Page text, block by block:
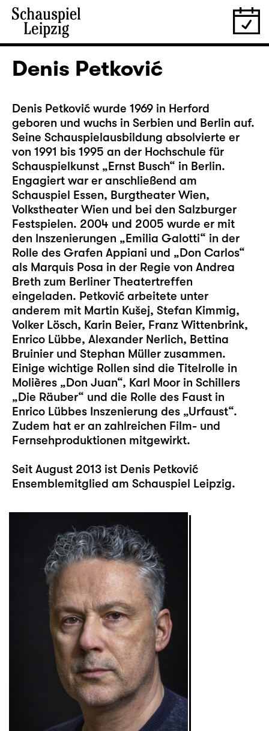
Denis Petković
Denis Petković wurde 1969 in Herford
geboren und wuchs in Serbien und Berlin auf.
Seine Schauspielausbildung absolvierte er
von 1991 bis 1995 an der Hochschule für
Schauspielkunst „Ernst Busch“ in Berlin.
Engagiert war er anschließend am
Schauspiel Essen, Burgtheater Wien,
Volkstheater Wien und bei den Salzburger
Festspielen. 2004 und 2005 wurde er mit
den Inszenierungen „Emilia Galotti“ in der
Rolle des Grafen Appiani und „Don Carlos“
als Marquis Posa in der Regie von Andrea
Breth zum Berliner Theatertreffen
eingeladen. Petković arbeitete unter
anderem mit Martin Kušej, Stefan Kimmig,
Volker Lösch, Karin Beier, Franz Wittenbrink,
Enrico Lübbe, Alexander Nerlich, Bettina
Bruinier und Stephan Müller zusammen.
Einige wichtige Rollen sind die Titelrolle in
Molières „Don Juan“, Karl Moor in Schillers
„Die Räuber“ und die Rolle des Faust in
Enrico Lübbes Inszenierung des „Urfaust“.
Zudem hat er an zahlreichen Film- und
Fernsehproduktionen mitgewirkt.
Seit August 2013 ist Denis Petković
Ensemblemitglied am Schauspiel Leipzig.